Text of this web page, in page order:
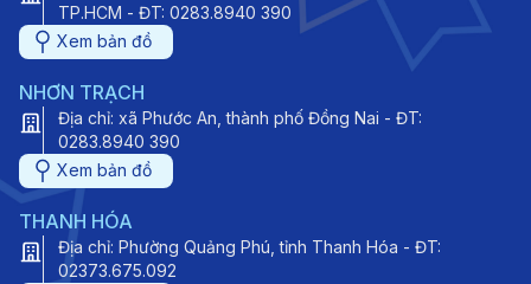
TP.HCM - ĐT: 0283.8940 390
Xem bản đồ
NHƠN TRẠCH
Địa chỉ: xã Phước An, thành phố Đồng Nai - ĐT:
0283.8940 390
Xem bản đồ
THANH HÓA
Địa chỉ: Phường Quảng Phú, tỉnh Thanh Hóa - ĐT:
02373.675.092